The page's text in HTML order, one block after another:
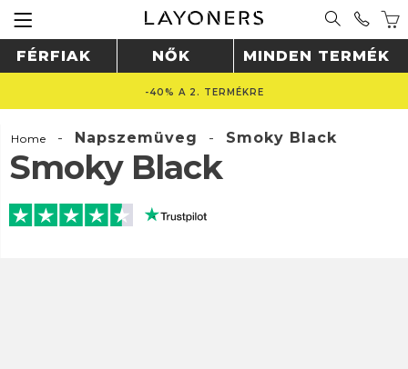
FÉRFIAK NŐK MINDEN TERMÉK
-40% A 2. TERMÉKRE
Home - Napszemüveg - Smoky Black
Smoky Black